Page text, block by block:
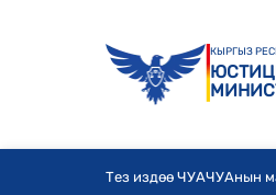
КЫРГЫЗ
Тез издөө ЧУАЧУАнын